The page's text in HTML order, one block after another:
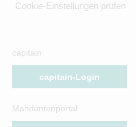
Cookie-Einstellungen prüfen
capitain
capitain-Login
Mandantenportal